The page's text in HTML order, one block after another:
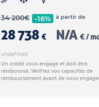
34 200€ -16%
28 738 €
à partir de
N/A € /
undefined
Un crédit vous engage et doit être
remboursé. Vérifiez vos capacités de
remboursement avant de vous